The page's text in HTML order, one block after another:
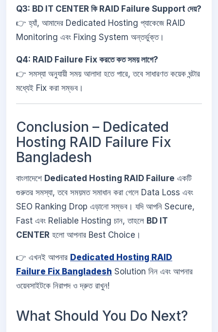
Q3: BD IT CENTER কি RAID Failure Support দেয়?
👉 হ্যাঁ, আমাদের Dedicated Hosting প্যাকেজে RAID
Monitoring এবং Fixing System অন্তর্ভুক্ত।
Q4: RAID Failure Fix করতে কত সময় লাগে?
👉 সমস্যা অনুযায়ী সময় আলাদা হতে পারে, তবে সাধারণত কয়েক ঘন্টার
মধ্যেই Fix করা সম্ভব।
Conclusion – Dedicated
Hosting RAID Failure Fix
Bangladesh
বাংলাদেশে Dedicated Hosting RAID Failure একটি
গুরুতর সমস্যা, তবে সময়মত সমাধান করা গেলে Data Loss এবং
SEO Ranking Drop এড়ানো সম্ভব। যদি আপনি Secure,
Fast এবং Reliable Hosting চান, তাহলে BD IT
CENTER হলো আপনার Best Choice।
👉 এখনই আপনার Dedicated Hosting RAID
Failure Fix Bangladesh Solution নিন এবং আপনার
ওয়েবসাইটকে নিরাপদ ও দ্রুত রাখুন!
What Should You Do Next?